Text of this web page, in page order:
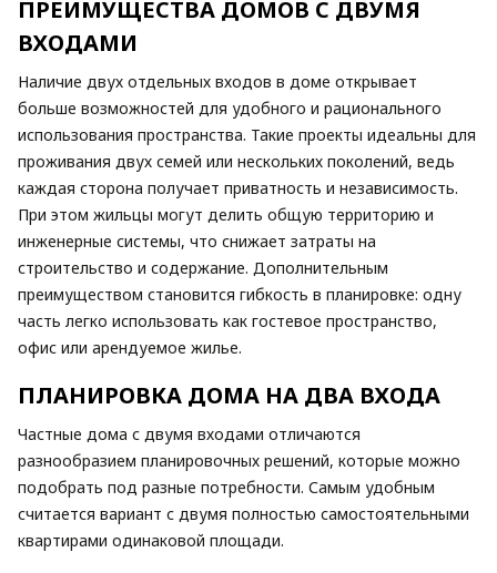
ПРЕИМУЩЕСТВА ДОМОВ С ДВУМЯ
ВХОДАМИ
Наличие двух отдельных входов в доме открывает
больше возможностей для удобного и рационального
использования пространства. Такие проекты идеальны для
проживания двух семей или нескольких поколений, ведь
каждая сторона получает приватность и независимость.
При этом жильцы могут делить общую территорию и
инженерные системы, что снижает затраты на
строительство и содержание. Дополнительным
преимуществом становится гибкость в планировке: одну
часть легко использовать как гостевое пространство,
офис или арендуемое жилье.
ПЛАНИРОВКА ДОМА НА ДВА ВХОДА
Частные дома с двумя входами отличаются
разнообразием планировочных решений, которые можно
подобрать под разные потребности. Самым удобным
считается вариант с двумя полностью самостоятельными
квартирами одинаковой площади.